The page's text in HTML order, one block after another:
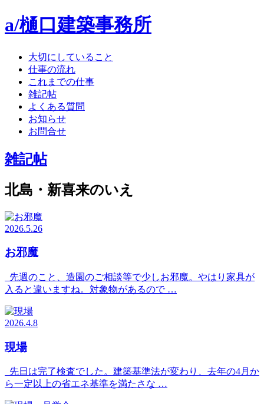
a/樋口建築事務所
大切にしていること
仕事の流れ
これまでの仕事
雑記帖
よくある質問
お知らせ
お問合せ
雑記帖
北島・新喜来のいえ
2026.5.26
お邪魔
先週のこと、造園のご相談等で少しお邪魔。やはり家具が
入ると違いますね。対象物があるので …
2026.4.8
現場
先日は完了検査でした。建築基準法が変わり、去年の4月か
ら一定以上の省エネ基準を満たさな …